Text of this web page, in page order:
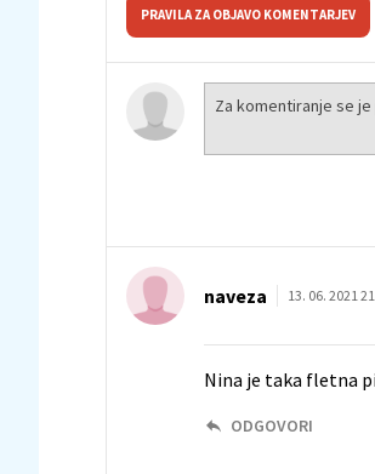
PRAVILA ZA OBJAVO KOMENTARJEV
naveza 13. 06. 2021
Nina je taka fletna
ODGOVORI